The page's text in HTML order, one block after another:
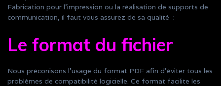
Fabrication pour l’impression ou la réalisation de supports de
communication, il faut vous assurez de sa qualité :
Le format du fichier
Nous préconisons l’usage du format PDF afin d’éviter tous les
problèmes de compatibilité logicielle. Ce format facilite les